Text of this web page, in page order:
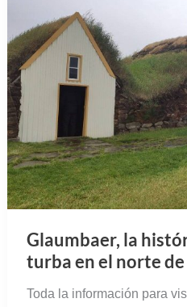
Glaumbaer, la
turba en el norte
Toda la información para